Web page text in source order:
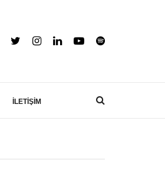
İLETİŞİM